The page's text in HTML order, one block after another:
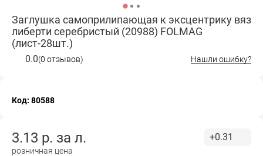
Заглушка самоприлипающая к эксцентрику вяз
либерти серебристый (20988) FOLMAG
(лист-28шт.)
0.0(0 отзывов) Нашли ошибку?
Код: 80588
3.13 р. за л.
розничная цена
+0.31